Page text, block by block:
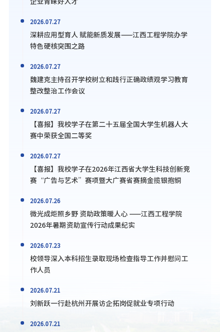
2026.07.27
深耕应用型育人 赋能新质发展——江西工程学院办学
特色硬核突围之路
2026.07.27
魏建克主持召开学校树立和践行正确政绩观学习教育
整改整治工作会议
2026.07.27
【喜报】我校学子在第二十五届全国大学生机器人大
赛中荣获全国二等奖
2026.07.27
【喜报】我校学子在2026年江西省大学生科技创新竞
赛“广告与艺术”赛项暨大广赛省赛摘金揽银抱铜
2026.07.26
微光成炬照乡野 资助政策暖人心 ——江西工程学院
2026年暑期资助宣传行动成果纪实
2026.07.23
校领导深入本科招生录取现场检查指导工作并慰问工
作人员
2026.07.21
刘新跃一行赴杭州开展访企拓岗促就业专项行动
2026.07.21